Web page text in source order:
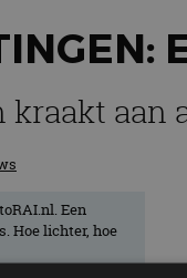
aan
Een
Hoe lichter, hoe